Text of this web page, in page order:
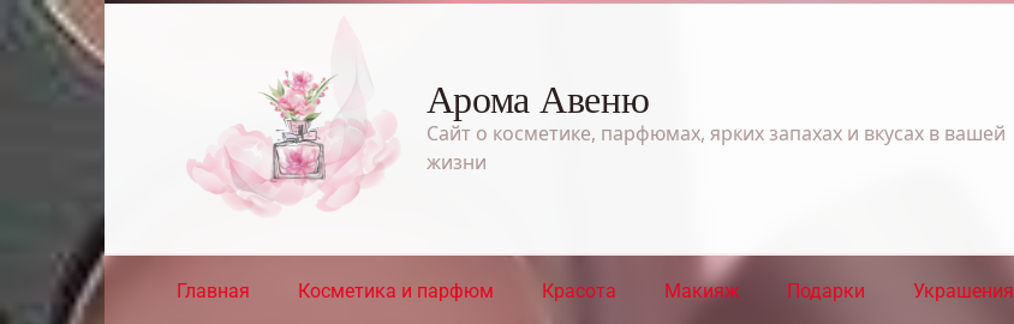
Перейти
к
контенту
Арома Авеню
Сайт о косметике, парфюмах, ярких запахах и вкусах в вашей
жизни
Главная Косметика и парфюм Красота Макияж Подарки Украшения